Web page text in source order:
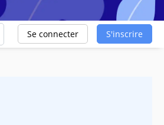
Se connecter S'inscrire